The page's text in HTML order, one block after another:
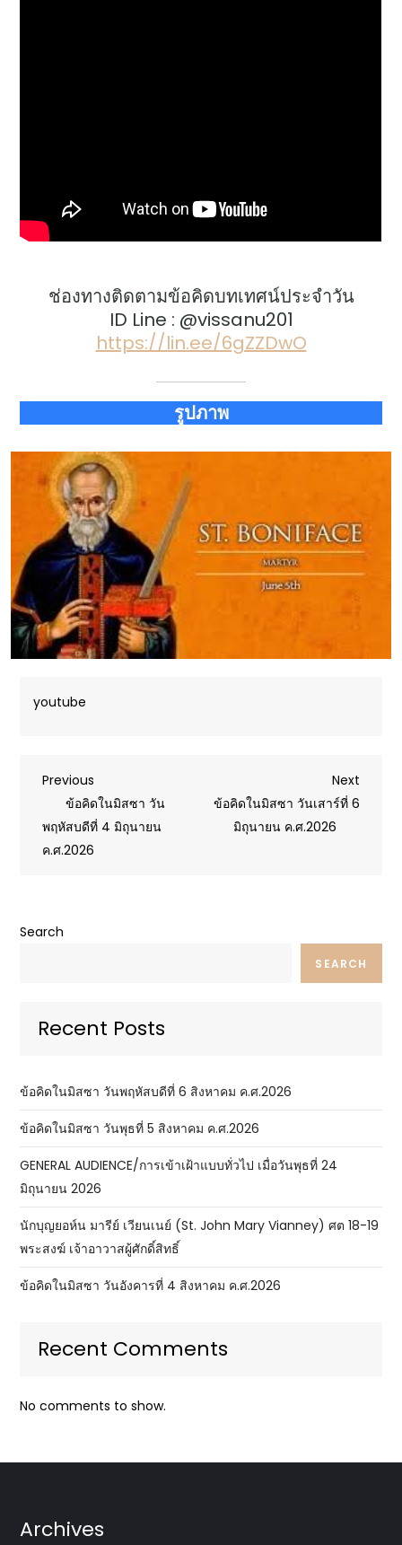
ช่องทางติดตามข้อคิดบทเทศน์ประจำวัน
ID Line : @vissanu201
https://lin.ee/6gZZDwO
รูปภาพ
youtube
Post
navigation
Previous
Post
Previous
ข้อคิดในมิสซา วัน
พฤหัสบดีที่ 4 มิถุนายน
ค.ศ.2026
Next
Post
Next
ข้อคิดในมิสซา วันเสาร์ที่ 6
มิถุนายน ค.ศ.2026
Search
SEARCH
Recent Posts
ข้อคิดในมิสซา วันพฤหัสบดีที่ 6 สิงหาคม ค.ศ.2026
ข้อคิดในมิสซา วันพุธที่ 5 สิงหาคม ค.ศ.2026
GENERAL AUDIENCE/การเข้าเฝ้าแบบทั่วไป เมื่อวันพุธที่ 24
มิถุนายน 2026
นักบุญยอห์น มารีย์ เวียนเนย์ (St. John Mary Vianney) ศต 18-19
พระสงฆ์ เจ้าอาวาสผู้ศักดิ์สิทธิ์
ข้อคิดในมิสซา วันอังคารที่ 4 สิงหาคม ค.ศ.2026
Recent Comments
No comments to show.
Archives